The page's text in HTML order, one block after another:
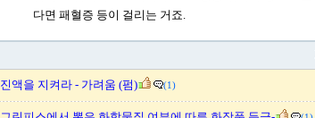
다면 패혈증 등이 걸리는 거죠.
진액을 지켜라 - 가려움 (펌) (1)